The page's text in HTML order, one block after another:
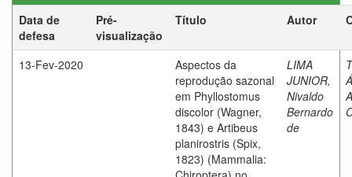
Data de
defesa
Pré-
visualização
Título Autor
13-Fev-2020
Aspectos da
reprodução sazonal
em Phyllostomus
discolor (Wagner,
1843) e Artibeus
planirostris (Spix,
1823) (Mammalia:
LIMA
JUNIOR,
Nivaldo
Bernardo
de